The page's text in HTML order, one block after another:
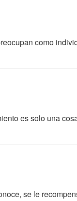
como
es solo una
se le